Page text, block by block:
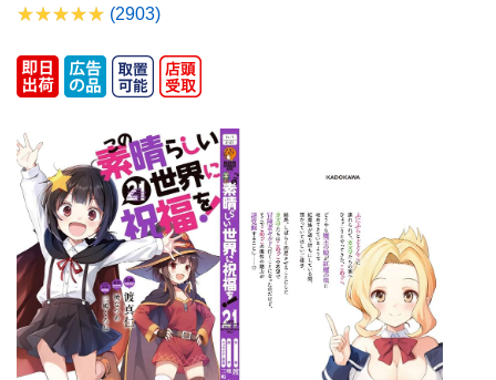
(2903)